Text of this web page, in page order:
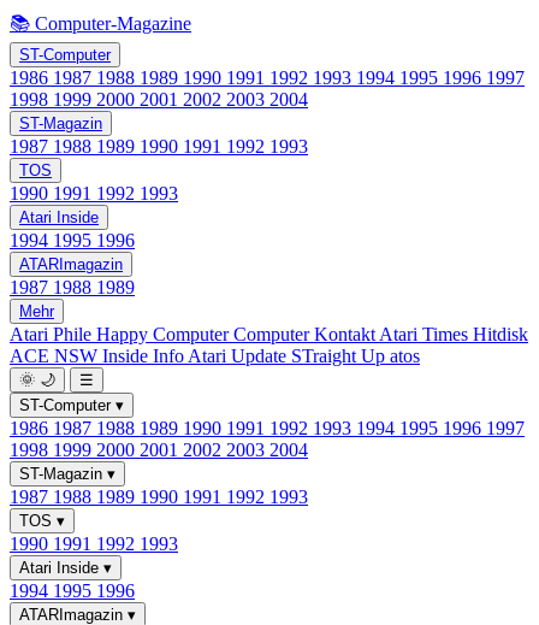
📚 Computer-Magazine
ST-Computer
1986 1987 1988 1989 1990 1991 1992 1993 1994 1995 1996 1997
1998 1999 2000 2001 2002 2003 2004
ST-Magazin
1987 1988 1989 1990 1991 1992 1993
TOS
1990 1991 1992 1993
Atari Inside
1994 1995 1996
ATARImagazin
1987 1988 1989
Mehr
Atari Phile Happy ComputerComputer Kontakt Atari Times Hitdisk
ACE NSW Inside Info Atari Update STraight Up atos
🌞 🌙
☰
ST-Computer ▾
1986 1987 1988 1989 1990 1991 1992 1993 1994 1995 1996 1997
1998 1999 2000 2001 2002 2003 2004
ST-Magazin ▾
1987 1988 1989 1990 1991 1992 1993
TOS ▾
1990 1991 1992 1993
Atari Inside ▾
1994 1995 1996
ATARImagazin ▾